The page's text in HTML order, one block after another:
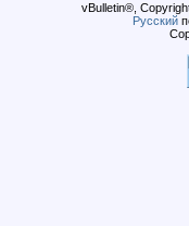
vBulletin®,
Русский